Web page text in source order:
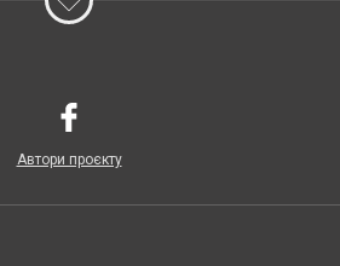
Автори проєкту